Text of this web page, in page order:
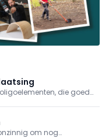
die goed
dus! We helpen j
om nog